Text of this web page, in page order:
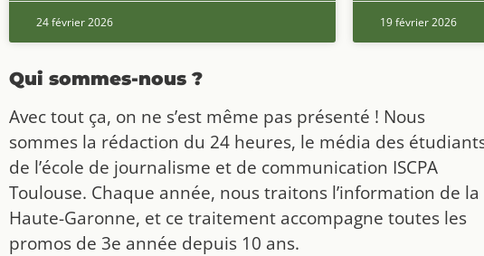
24 février 2026 19 février 2026
Qui sommes-nous ?
Avec tout ça, on ne s’est même pas présenté ! Nous
sommes la rédaction du 24 heures, le média des
de l’école de journalisme et de communication ISCPA
Toulouse. Chaque année, nous traitons l’information de la
Haute-Garonne, et ce traitement accompagne toutes les
promos de 3e année depuis 10 ans.